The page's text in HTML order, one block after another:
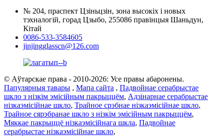
№ 204, праспект Цзіньцзін, зона высокіх і новых
тэхналогій, горад Цзыбо, 255086 правінцыя Шаньдун,
Кітай
0086-533-3584605
jinjingglasscn@126.com
© Аўтарскае права - 2010-2026: Усе правы абаронены.
Папулярныя тавары , Мапа сайта , Падвойнае серабрыстае
шкло з нізкім эмісійным пакрыццём, Адзінарнае серабрыстае
нізкаэмісійнае шкло, Трайное срэбнае нізкаэмісійнае шкло,
Трайное сярэбранае шкло з нізкім эмісійным пакрыццём,
Мяккае пакрыццё нізкаэмісійнага шкла, Падвойнае
серабрыстае нізкаэмісійнае шкло,